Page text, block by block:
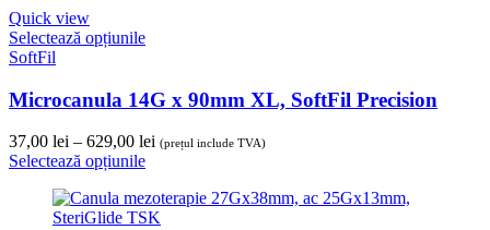
Quick view
Selectează opțiunile
SoftFil
Microcanula 14G x 90mm XL, SoftFil Precision
37,00 lei – 629,00 lei Interval
37,00 lei
până
(prețul include TVA)
Selectează opțiunile